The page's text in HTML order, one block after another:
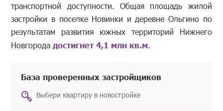
транспортной доступности. Общая площадь жилой
застройки в поселке Новинки и деревне Ольгино по
результатам развития южных территорий Нижнего
Новгородадостигнет 4,1 млн кв.м.
База проверенных застройщиков
Выбери квартиру в новостройке